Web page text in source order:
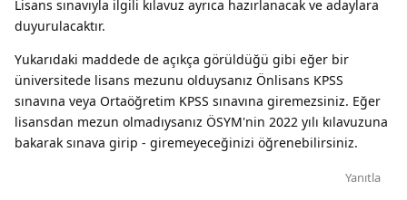
Lisans sınavıyla ilgili kılavuz ayrıca hazırlanacak ve adaylara
duyurulacaktır.
Yukarıdaki maddede de açıkça görüldüğü gibi eğer bir
üniversitede lisans mezunu olduysanız Önlisans KPSS
sınavına veya Ortaöğretim KPSS sınavına giremezsiniz. Eğer
lisansdan mezun olmadıysanız ÖSYM'nin 2022 yılı kılavuzuna
bakarak sınava girip - giremeyeceğinizi öğrenebilirsiniz.
Yanıtla